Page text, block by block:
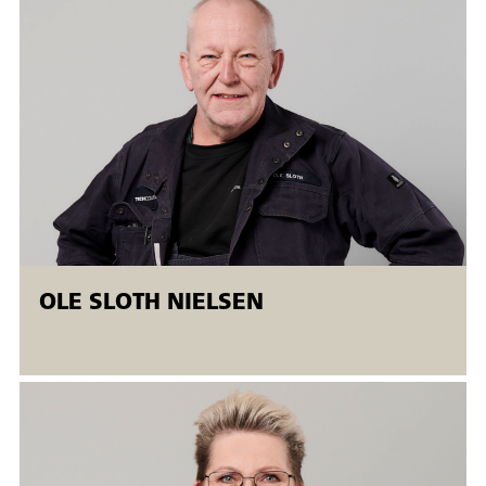
• Svejsemetoder og udstyr
• Tilsatsmaterialer
• Svejsefejl og kontrolmetoder
• Svejserækkefølge og procedure
• Fugeformer og tildannelse
• Miljø/arbejdsmiljø og sikkerhed
teoretisk viden kan udfører nedennævnte svejsninger:
OLE SLOTH NIELSEN